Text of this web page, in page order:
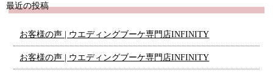
最近の投稿
お客様の声 | ウエディングブーケ専門店INFINITY
お客様の声 | ウエディングブーケ専門店INFINITY